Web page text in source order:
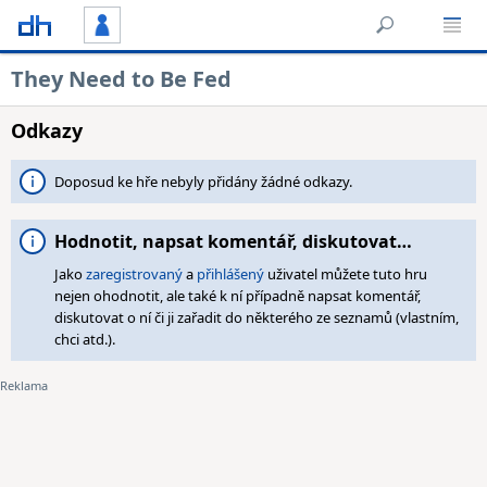
They Need to Be Fed
Odkazy
Doposud ke hře nebyly přidány žádné odkazy.
Hodnotit, napsat komentář, diskutovat…
Jakozaregistrovanýa přihlášený uživatel můžete tuto hru
nejen ohodnotit, ale také k ní případně napsat komentář,
diskutovat o ní či ji zařadit do některého ze seznamů (vlastním,
chci atd.).